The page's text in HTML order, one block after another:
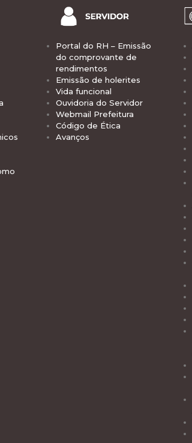
Portal do RH – Emissão
do comprovante de
rendimentos
Emissão de holerites
Vida funcional
Ouvidoria do Servidor
Webmail Prefeitura
Código de Ética
Avanços